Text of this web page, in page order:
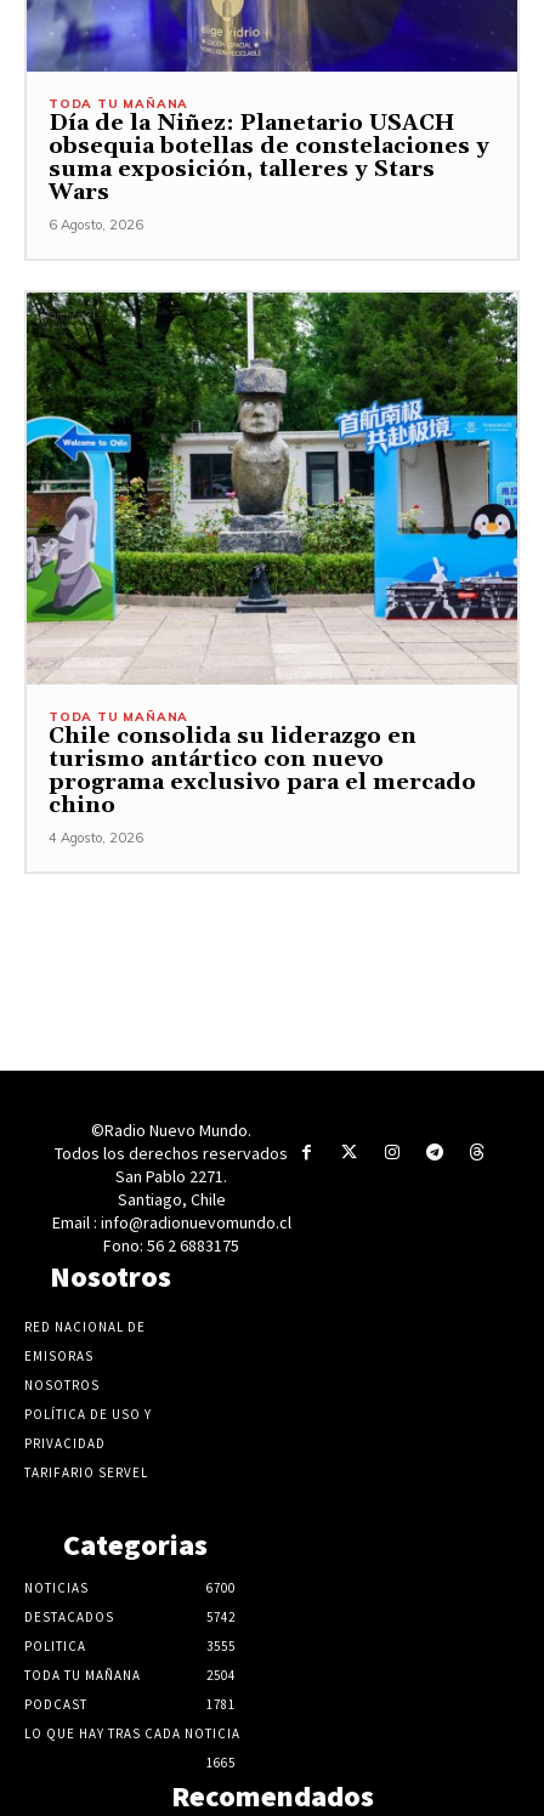
TODA TU MAÑANA
Día de la Niñez: Planetario USACH
obsequia botellas de constelaciones y
suma exposición, talleres y Stars
Wars
6 Agosto, 2026
TODA TU MAÑANA
Chile consolida su liderazgo en
turismo antártico con nuevo
programa exclusivo para el mercado
chino
4 Agosto, 2026
©Radio Nuevo Mundo.
Todos los derechos reservados
San Pablo 2271.
Santiago, Chile
Email : info@radionuevomundo.cl
Fono: 56 2 6883175
Nosotros
RED NACIONAL DE
EMISORAS
NOSOTROS
POLÍTICA DE USO Y
PRIVACIDAD
TARIFARIO SERVEL
Categorias
NOTICIAS
6700
DESTACADOS
5742
POLITICA
3555
TODA TU MAÑANA
2504
PODCAST
1781
LO QUE HAY TRAS CADA NOTICIA
1665
Recomendados